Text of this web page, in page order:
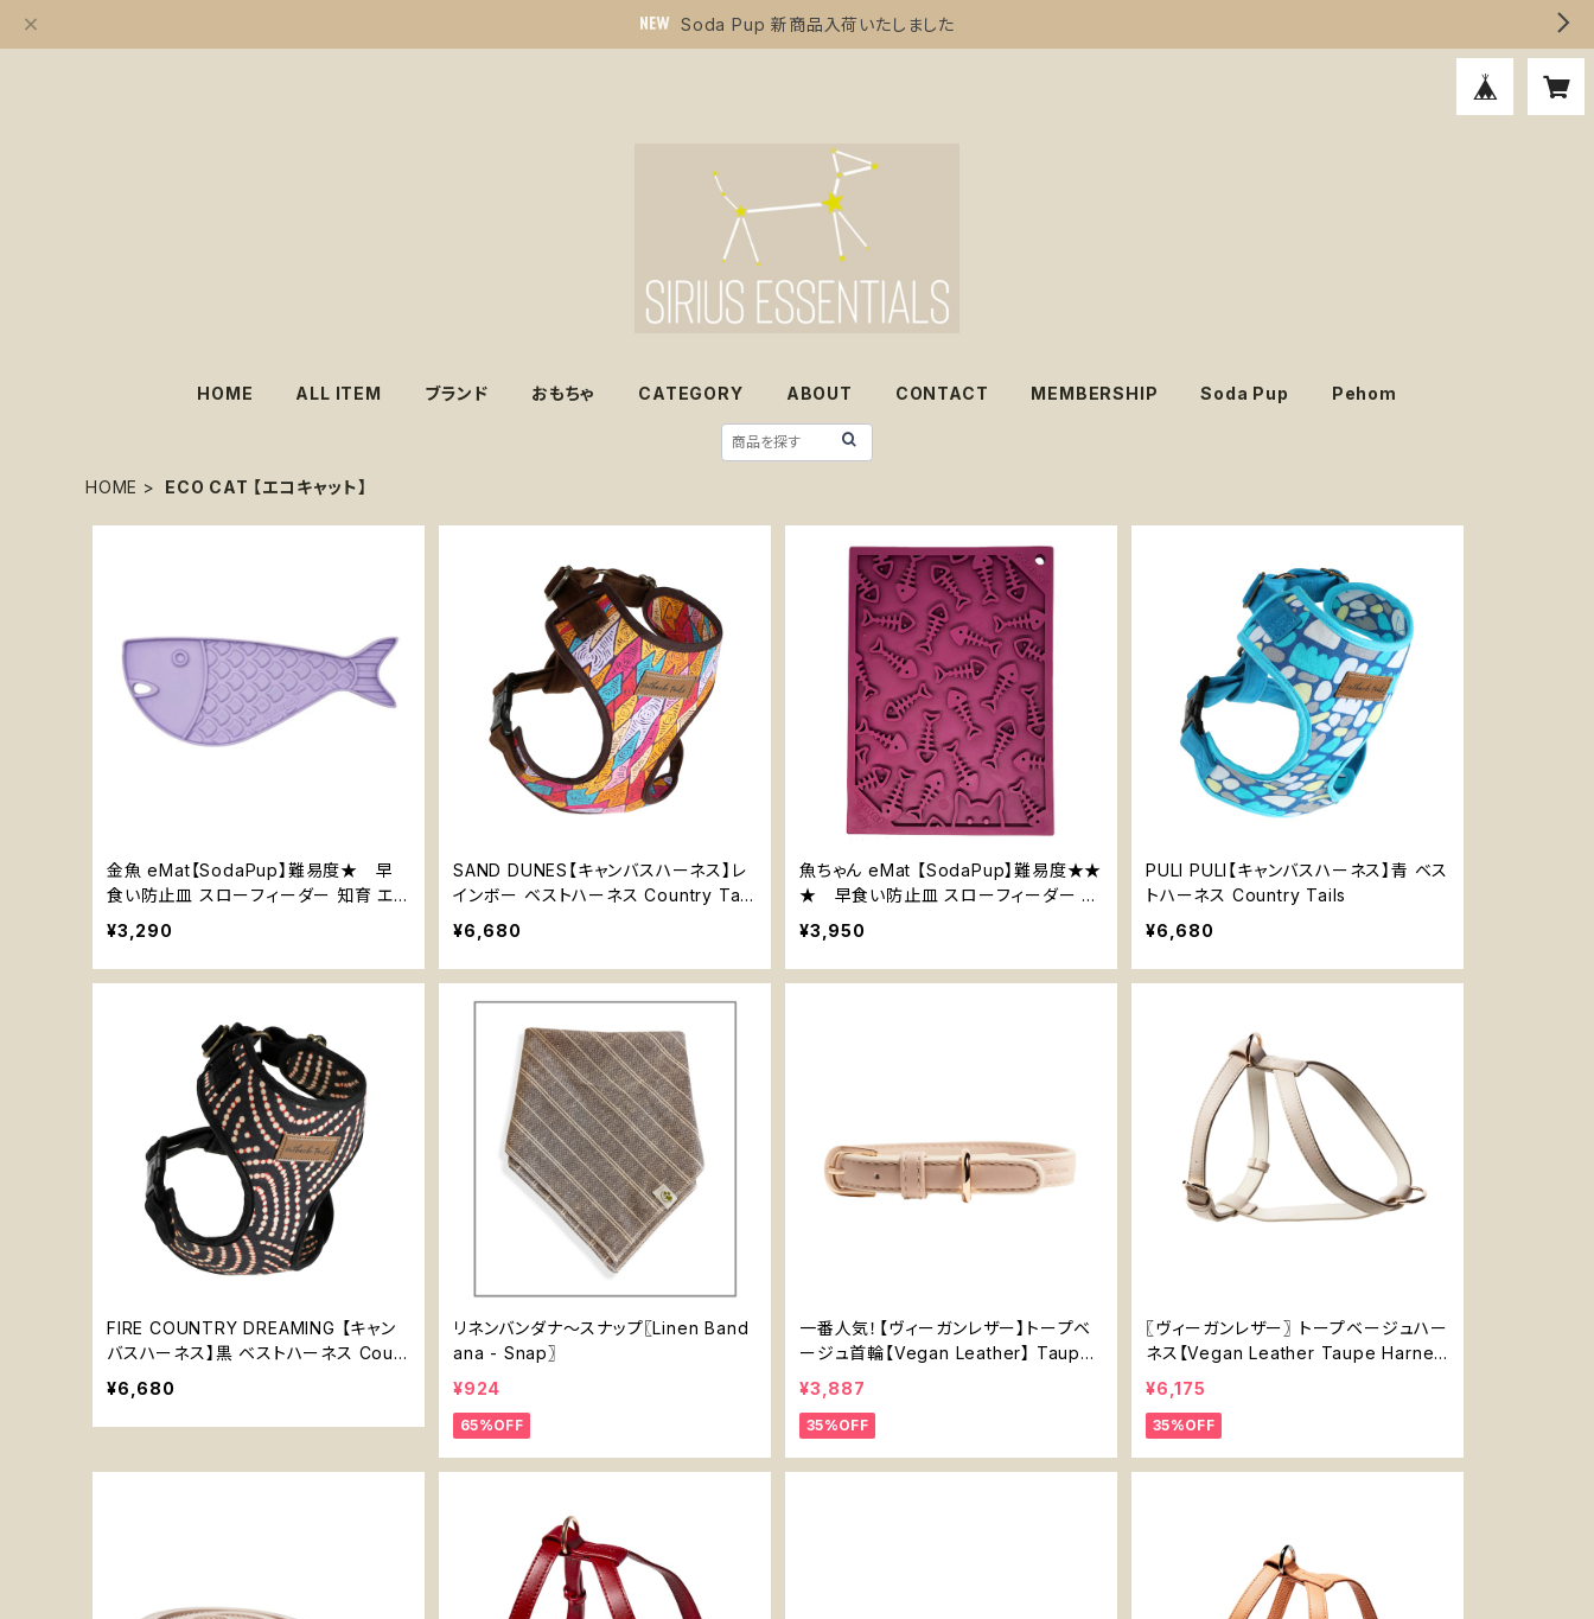
Soda Pup 新商品入荷いたしました
HOME ALL ITEM ブランド おもちゃ CATEGORY ABOUT CONTACT MEMBERSHIP Soda Pup Pehom
HOME ECO CAT 【エコキャット】
金魚 eMat【SodaPup】難易度★ 早
食い防止皿 スローフィーダー 知育 エン
リッチメント ストレス解消 猫 リックマッ
トソダパップ ゴールドフィッシュ Goldfi
sh
¥3,290
SAND DUNES【キャンバスハーネス】レ
インボー ベストハーネス Country Tail
s
¥6,680
魚ちゃん eMat 【SodaPup】難易度★★
★ 早食い防止皿 スローフィーダー 知
育 エンリッチメント ストレス解消 猫 ソ
ダパップ フィッシィー Fishy
¥3,950
PULI PULI【キャンバスハーネス】青 ベス
トハーネス Country Tails
¥6,680
FIRE COUNTRY DREAMING 【キャン
バスハーネス】黒 ベストハーネス Count
ry Tails
¥6,680
リネンバンダナ〜スナップ〖Linen Band
ana - Snap〗
¥924
65%OFF
一番人気！【ヴィーガンレザー】トープベ
ージュ首輪【Vegan Leather】 Taupe
Collar
¥3,887
35%OFF
〖ヴィーガンレザー〗 トープベージュハー
ネス【Vegan Leather Taupe Harnes
s】
¥6,175
35%OFF